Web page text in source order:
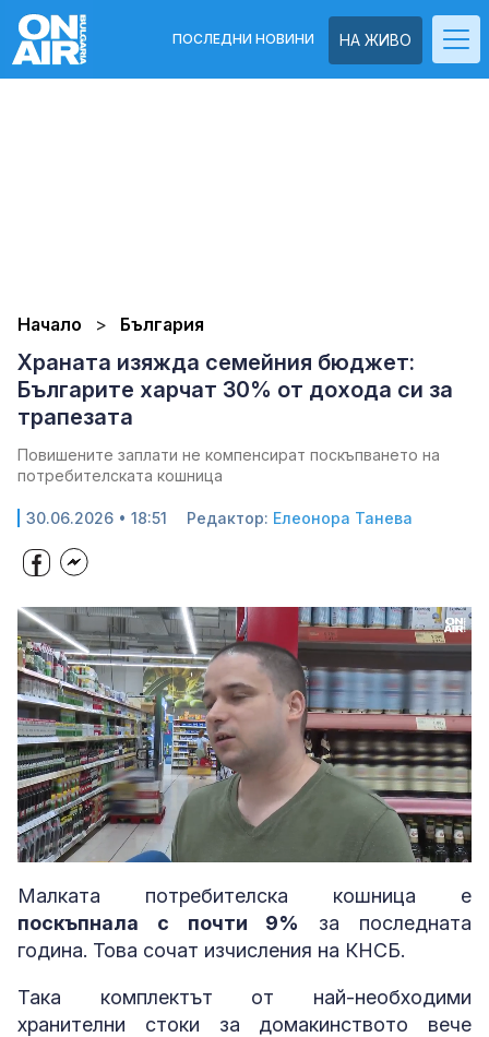
НА ЖИВО
ПОСЛЕДНИ НОВИНИ
Начало България
Храната изяжда семейния бюджет:
Българите харчат 30% от дохода си за
трапезата
Повишените заплати не компенсират поскъпването на
потребителската кошница
30.06.2026 • 18:51 Редактор: Елеонора Танева
Unmute Loaded
40.80%
Малката потребителска кошница е
поскъпнала с почти 9%
за последната
година. Това сочат изчисления на КНСБ.
Taка комплектът от най-необходими
хранителни стоки за домакинството вече